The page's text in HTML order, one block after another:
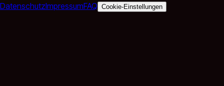
DatenschutzImpressumFAQ Cookie-Einstellungen